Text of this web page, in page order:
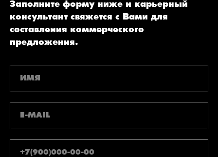
Заполните форму ниже и карьерный
консультант свяжется с Вами для
составления коммерческого
предложения.